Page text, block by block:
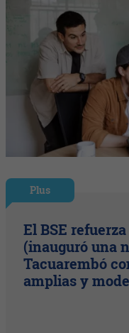
Plus
El BSE
(inauguró una
Tacuarembó
amplias y